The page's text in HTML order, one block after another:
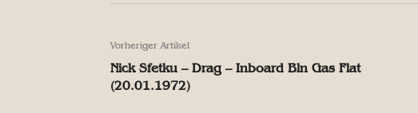
Vorheriger Artikel
Nick Sfetku – Drag – Inboard Bln Gas Flat
(20.01.1972)